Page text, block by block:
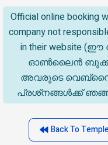
Official online booking
company not
in their website
ഓൺലൈൻ
അവരുടെ
പ്രശ്‌നങ്ങൾക്ക്
Back To